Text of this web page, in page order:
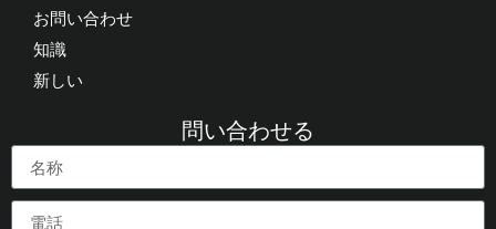
お問い合わせ
知識
新しい
問い合わせる